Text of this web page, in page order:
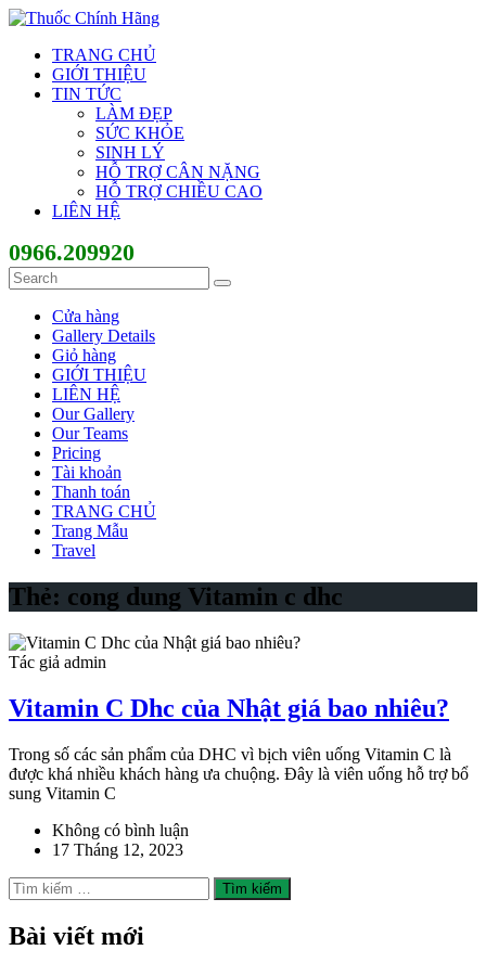
TRANG CHỦ
GIỚI THIỆU
TIN TỨC
LÀM ĐẸP
SỨC KHỎE
SINH LÝ
HỖ TRỢ CÂN NẶNG
HỖ TRỢ CHIỀU CAO
LIÊN HỆ
0966.209920
Cửa hàng
Gallery Details
Giỏ hàng
GIỚI THIỆU
LIÊN HỆ
Our Gallery
Our Teams
Pricing
Tài khoản
Thanh toán
TRANG CHỦ
Trang Mẫu
Travel
Thẻ: cong dung Vitamin c dhc
Tác giả admin
Vitamin C Dhc của Nhật giá bao nhiêu?
Trong số các sản phẩm của DHC vì bịch viên uống Vitamin C là
được khá nhiều khách hàng ưa chuộng. Đây là viên uống hỗ trợ bổ
sung Vitamin C
Không có bình luận
17 Tháng 12, 2023
Tìm
kiếm
cho:
Bài viết mới